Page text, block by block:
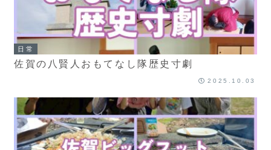
日常
佐賀の八賢人おもてなし隊歴史寸劇
2025.10.03